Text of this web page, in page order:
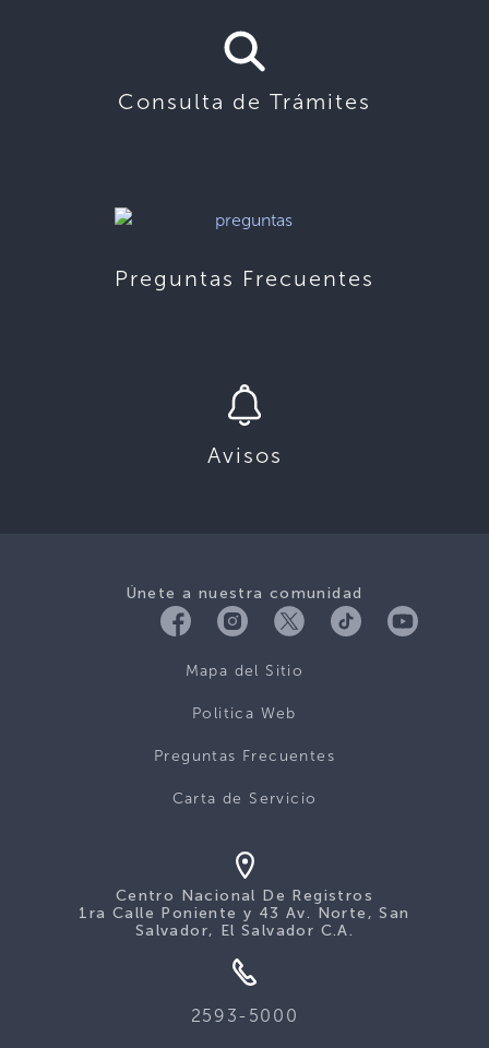
Consulta de Trámites
Preguntas Frecuentes
Avisos
Únete a nuestra comunidad
Mapa del Sitio
Politica Web
Preguntas Frecuentes
Carta de Servicio
Centro Nacional De Registros
1ra Calle Poniente y 43 Av. Norte, San
Salvador, El Salvador C.A.
2593-5000